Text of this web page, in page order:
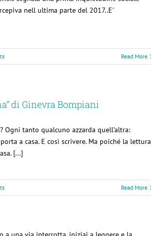
nell ultima parte del 2017..E'
Read More
di Ginevra Bompiani
Ogni tanto qualcuno azzarda quell’altra:
a casa. E così scrivere. Ma poiché la lettura
[...]
Read More